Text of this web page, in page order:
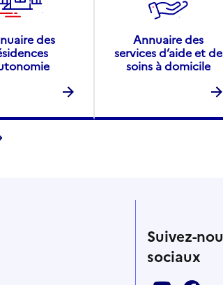
des
Annuaire des
services d’aide et de
soins à domicile
Suivez-
sociaux